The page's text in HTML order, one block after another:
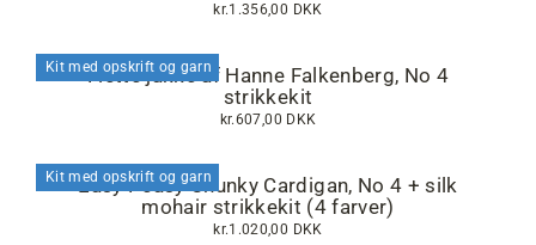
kr.1.356,00 DKK
Kit med opskrift og garn
Flette jakke af Hanne Falkenberg, No 4
strikkekit
kr.607,00 DKK
Kit med opskrift og garn
Easy Peasy Chunky Cardigan, No 4 + silk
mohair strikkekit (4 farver)
kr.1.020,00 DKK